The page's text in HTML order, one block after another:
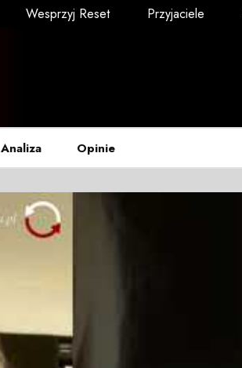
Wesprzyj Reset Przyjaciele
Analiza Opinie